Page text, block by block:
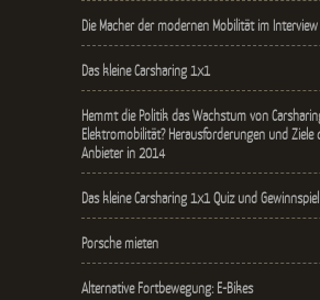
Die Macher der modernen Mobilität im Interview
Das kleine Carsharing 1x1
Hemmt die Politik das Wachstum von
Elektromobilität? Herausforderungen und Ziele
Anbieter in 2014
Das kleine Carsharing 1x1 Quiz und Gewinnspiel
Porsche mieten
Alternative Fortbewegung: E-Bikes